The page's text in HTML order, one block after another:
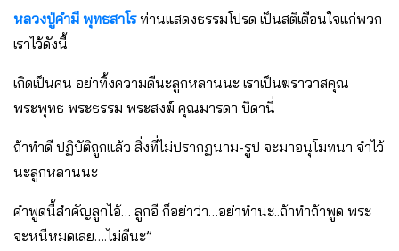
หลวงปู่คํามี พุทธสาโรท่านแสดงธรรมโปรด เป็นสติเตือนใจแก่พวก
เราไว้ดังนี้
เกิดเป็นคน อย่าทิ้งความดีนะลูกหลานนะ เราเป็นฆราวาสคุณ
พระพุทธ พระธรรม พระสงฆ์ คุณมารดา บิดานี่
ถ้าทําดี ปฏิบัติถูกแล้ว สิ่งที่ไม่ปรากฏนาม-รูป จะมาอนุโมทนา จําไว้
นะลูกหลานนะ
คําพูดนี้สําคัญลูกไอ้… ลูกอี ก็อย่าว่า…อย่าทำนะ..ถ้าทําถ้าพูด พระ
จะหนีหมดเลย….ไม่ดีนะ”